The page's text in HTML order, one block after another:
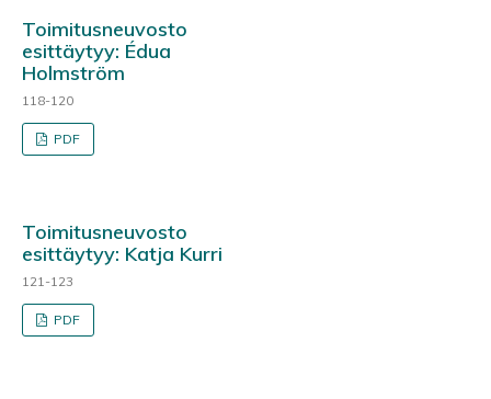
Toimitusneuvosto
esittäytyy: Édua
Holmström
118-120
PDF
Toimitusneuvosto
esittäytyy: Katja Kurri
121-123
PDF